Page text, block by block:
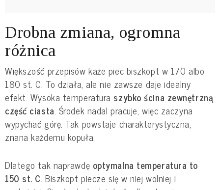
Drobna zmiana, ogromna
różnica
Większość przepisów każe piec biszkopt w 170 albo
180 st. C. To działa, ale nie zawsze daje idealny
efekt. Wysoka temperatura szybko ścina zewnętrzną
część ciasta. Środek nadal pracuje, więc zaczyna
wypychać górę. Tak powstaje charakterystyczna,
znana każdemu kopuła.
Dlatego tak naprawdę optymalna temperatura to
150 st. C. Biszkopt piecze się w niej wolniej i